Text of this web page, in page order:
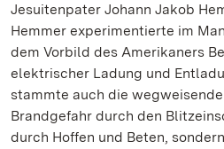
Jesuitenpater Johann Jakob
Hemmer experimentierte im
dem Vorbild des Amerikaners
elektrischer Ladung und
stammte auch die
Brandgefahr durch den
durch Hoffen und Beten,